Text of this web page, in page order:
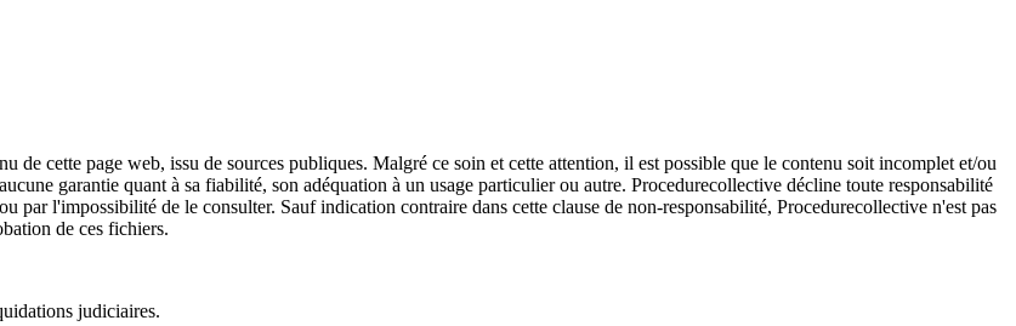
de cette page web, issu de sources publiques. Malgré ce soin et cette attention, il est possible que le contenu soit incomplet et/ou
garantie quant à sa fiabilité, son adéquation à un usage particulier ou autre. Procedurecollective décline toute responsabilité
par l'impossibilité de le consulter. Sauf indication contraire dans cette clause de non-responsabilité, Procedurecollective n'est pas
de ces fichiers.
judiciaires.